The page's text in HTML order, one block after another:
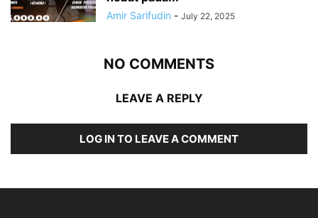
Amir Sarifudin - July 22, 2025
NO COMMENTS
LEAVE A REPLY
LOG IN TO LEAVE A COMMENT